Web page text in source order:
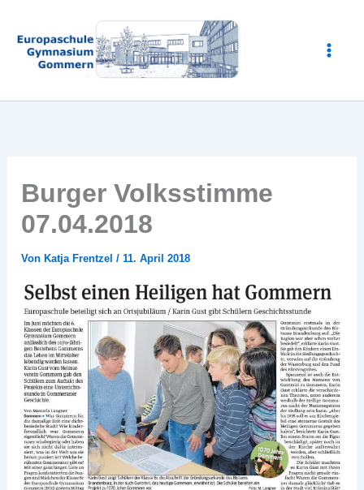
Inhalt
springen
Burger Volksstimme
07.04.2018
VonKatja Frentzel/11. April 2018